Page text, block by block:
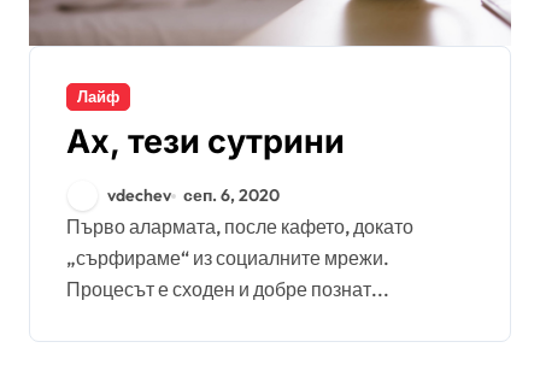
Лайф
Ах, тези сутрини
vdechev сеп. 6, 2020
Първо алармата, после кафето, докато
„сърфираме“ из социалните мрежи.
Процесът е сходен и добре познат...